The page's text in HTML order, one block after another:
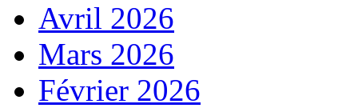
Avril 2026
Mars 2026
Février 2026